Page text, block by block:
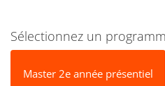
Sélectionnez un
Master 2e année présentiel